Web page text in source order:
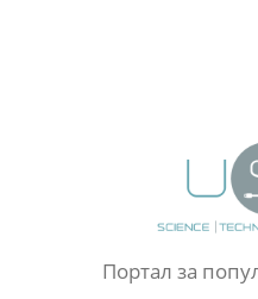
Портал за